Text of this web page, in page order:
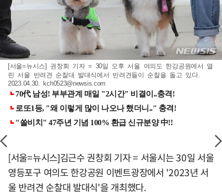
[서울=뉴시스] 권창회 기자 = 30일 오후 서울 여의도 한강공원에서 열
린 서울 반려견 순찰대 발대식에서 반려견들이 순찰을 돌고 있다.
2023.04.30. kch0523@newsis.com
[서울=뉴시스]김근수 권창회 기자 = 서울시는 30일 서울
영등포구 여의도 한강공원 이벤트광장에서 '2023년 서
울 반려견 순찰대 발대식'을 개최했다.